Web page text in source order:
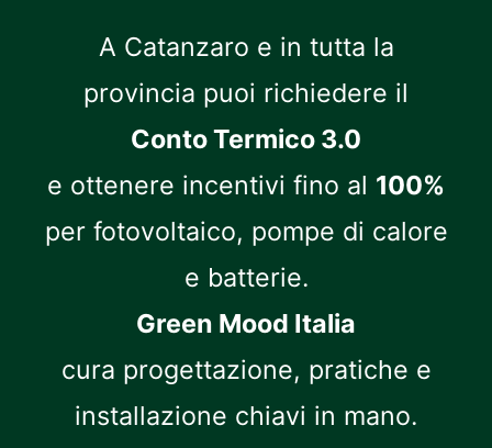
A Catanzaro e in tutta la
provincia puoi richiedere il
Conto Termico 3.0
e ottenere incentivi fino al 100%
per fotovoltaico, pompe di calore
e batterie.
Green Mood Italia
cura progettazione, pratiche e
installazione chiavi in mano.